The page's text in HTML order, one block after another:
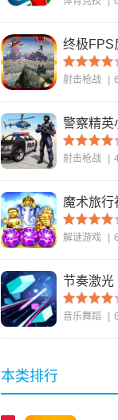
Soccer)
终极FPS
Counter
射击枪战
警察精英
(US
Shooter)
射击枪战
魔术旅行
解谜游戏
节奏激光
音乐舞蹈
本类排行